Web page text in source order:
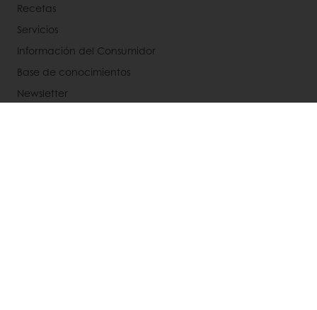
Recetas
Servicios
Información del Consumidor
Base de conocimientos
Newsletter